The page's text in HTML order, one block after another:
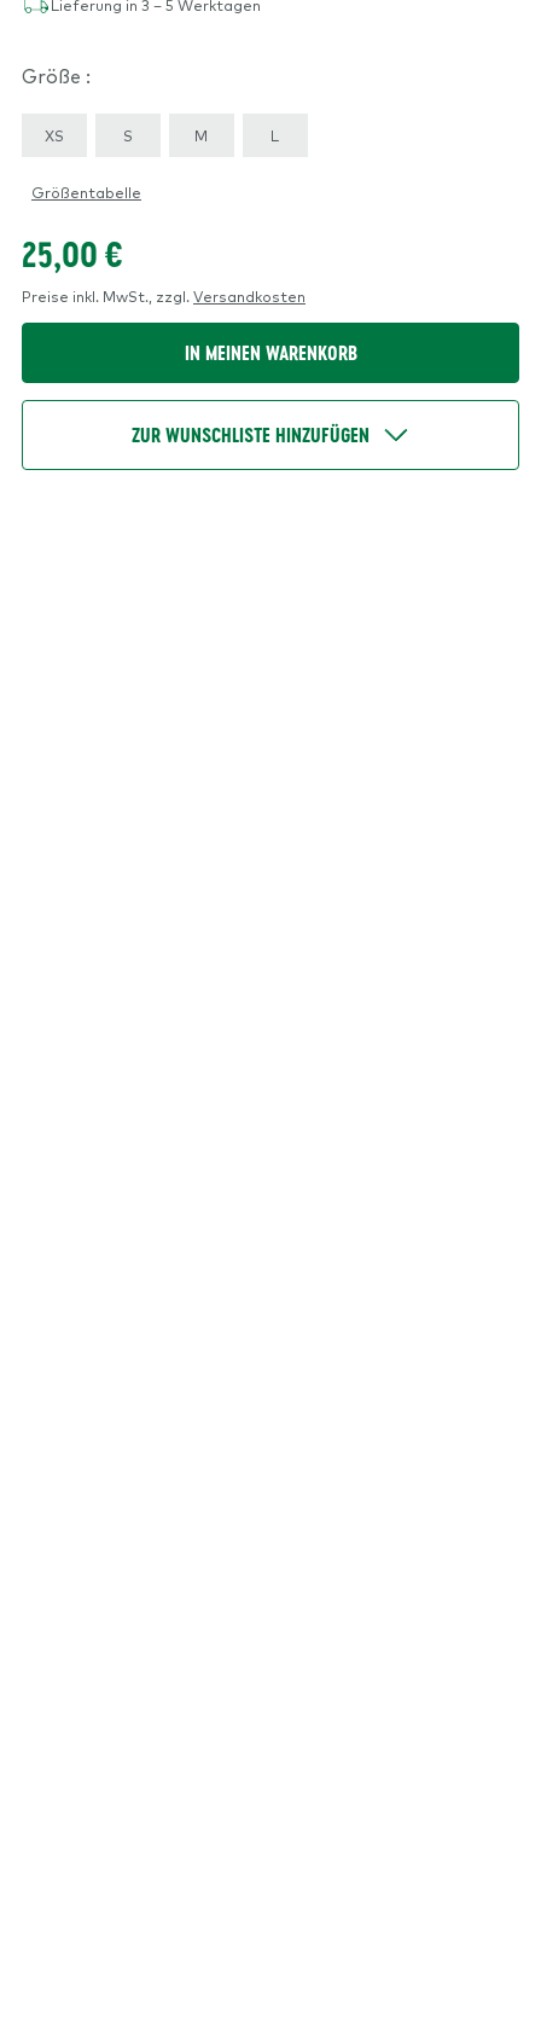
Lieferung in 3 – 5 Werktagen
Größe :
XS S M L
Größentabelle
25,00 €
Preise inkl. MwSt., zzgl.Versandkosten
ARTIKEL ARMBAND BRACENET GRÜN-
ZUR WUNSCHLISTE HINZUFÜGEN